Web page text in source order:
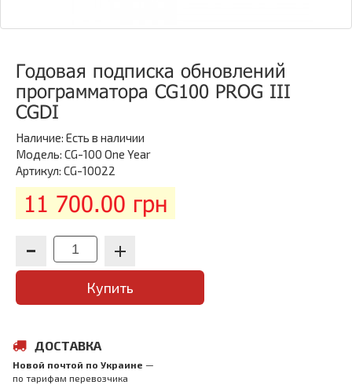
Годовая подписка обновлений
программатора CG100 PROG III
CGDI
Наличие: Есть в наличии
Модель: CG-100 One Year
Артикул: CG-10022
11 700.00 грн
Купить
ДОСТАВКА
Новой почтой по Украине —
по тарифам перевозчика